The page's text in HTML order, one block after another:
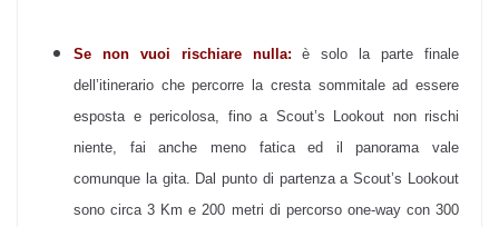
Se non vuoi rischiare nulla: è solo la parte finale
dell’itinerario che percorre la cresta sommitale ad essere
esposta e pericolosa, fino a Scout’s Lookout non rischi
niente, fai anche meno fatica ed il panorama vale
comunque la gita. Dal punto di partenza a Scout’s Lookout
sono circa 3 Km e 200 metri di percorso one-way con 300